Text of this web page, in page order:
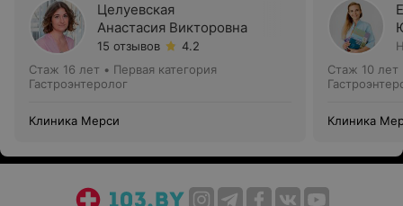
Целуевская
Анастасия Викторовна
15 отзывов
4.2
Стаж 16 лет • Первая категория
Гастроэнтеролог
Клиника Мерси
Стаж 10 лет
Клиника